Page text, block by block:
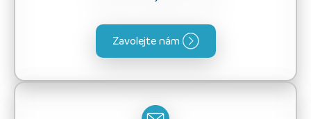
Zavolejte nám